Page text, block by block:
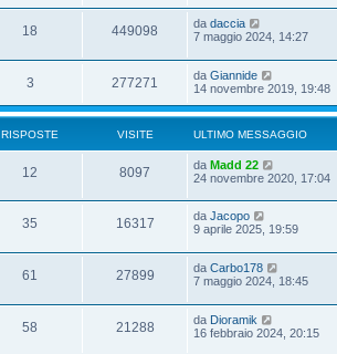
18 449098 da daccia
7 maggio 2024, 14:27
3 277271 da Giannide
14 novembre 2019, 19:48
RISPOSTE VISITE ULTIMO MESSAGGIO
12 8097 da Madd 22
24 novembre 2020, 17:04
35 16317 da Jacopo
9 aprile 2025, 19:59
61 27899 da Carbo178
7 maggio 2024, 18:45
58 21288 da Dioramik
16 febbraio 2024, 20:15